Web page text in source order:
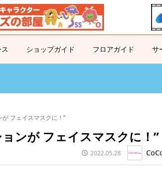
ショップガイド フロアガイド サ
フェイスマスクに！”
ンが フェイスマスクに！”
2022.05.28